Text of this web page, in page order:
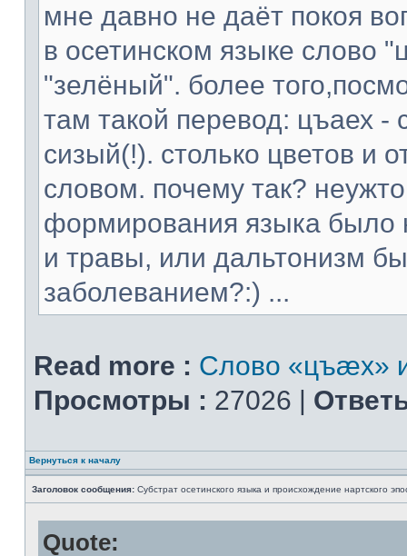
мне давно не даёт покоя
в осетинском языке слово
"зелёный". более
там такой перевод: цъаех -
сизый(!). столько цветов и
словом. почему так?
формирования языка было
и травы, или дальтонизм
заболеванием?:) ...
Read more : Слово «цъæх»
Просмотры : 27026 |
Вернуться к началу
Заголовок сообщения: Субстрат осетинского языка и происхождение нартского
Quote: